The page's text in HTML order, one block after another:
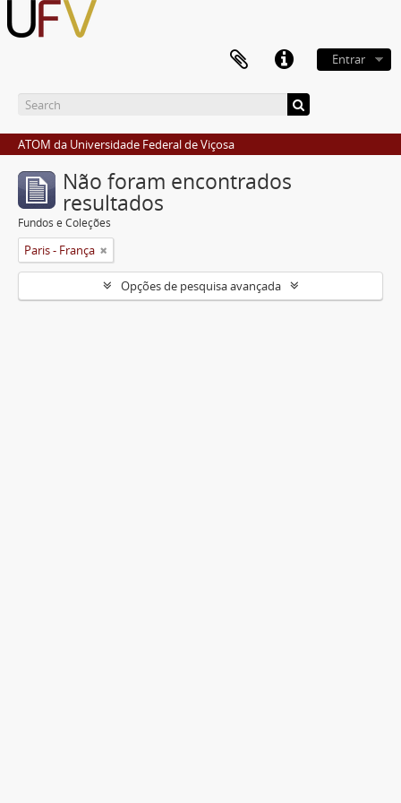
Entrar
ATOM da Universidade Federal de Viçosa
Não foram encontrados
resultados
Fundos e Coleções
Paris - França
Opções de pesquisa avançada